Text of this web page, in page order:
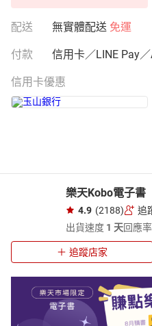
配送 無實體配送 免運
付款 信用卡／LINE Pay
信用卡優惠
樂天Kobo電子書
4.9 (2188) 追
出貨速度 1 天回應率
追蹤店家